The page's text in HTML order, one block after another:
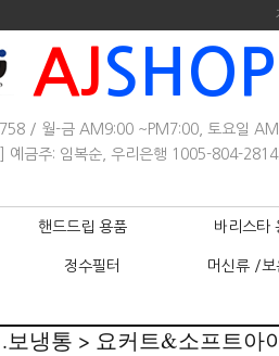
AJSHOP
/ 월-금 AM9:00 ~PM7:00, 토요일
] 예금주: 임복순, 우리은행 1005-804-
핸드드립 용품 바리스타
정수필터 머신류 /보
보냉통 > 요커트&소프트아